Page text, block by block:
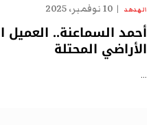
الهدهد 10 نوفمبر، 2025
أحمد السماعنة..
الأراضي المحتلة
…